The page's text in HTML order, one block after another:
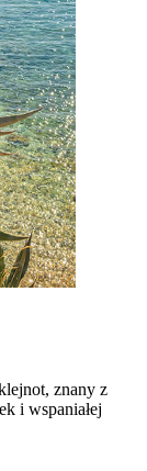
znany z
i wspaniałej